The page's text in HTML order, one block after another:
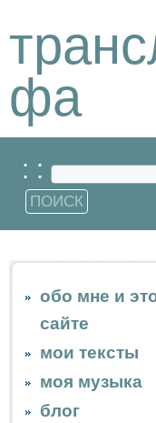
фа
: :
обо мне и
сайте
мои тексты
моя музыка
блог